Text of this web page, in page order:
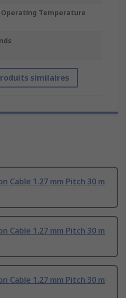
Temperature
similaires
Cable 1.27 mm Pitch 30 m
Cable 1.27 mm Pitch 30 m
Cable 1.27 mm Pitch 30 m